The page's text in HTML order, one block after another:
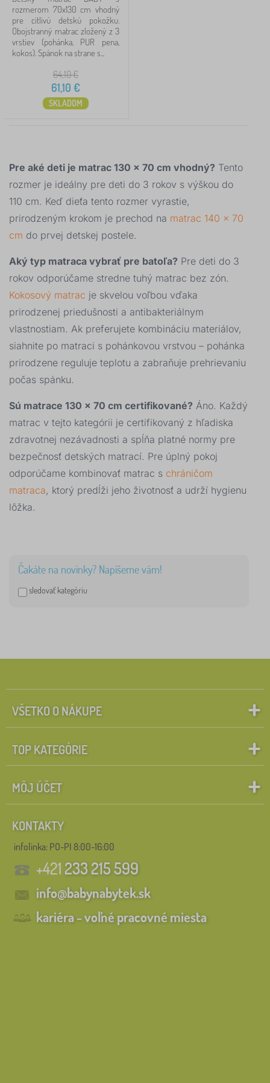
160x80 cm
10
200x90 cm
10
160x70 cm
120x60 cm
7
Nosnosť
40 kg
25 kg
0
50 kg
60 kg
0
70 kg
0
zobraziť
viac >
10 cm
1
12 cm
0
Tvrdosť matraca
Cena
61 €62 €
Vyhľadať v rámci filtra
Dostupnosť
Podkategórie
Typ ponuky
Štítky
rozmerom 70x130 cm vhodný
pre citlivú detskú pokožku.
Obojstranný matrac zložený z 3
vrstiev (pohánka, PUR pena,
kokos). Spánok na strane s...
64,10€
61,10 €
SKLADOM
Pre aké deti je matrac 130 × 70 cm vhodný? Tento
rozmer je ideálny pre deti do 3 rokov s výškou do
110 cm. Keď dieťa tento rozmer vyrastie,
prirodzeným krokom je prechod na matrac 140 × 70
cm do prvej detskej postele.
Aký typ matraca vybrať pre batoľa? Pre deti do 3
rokov odporúčame stredne tuhý matrac bez zón.
Kokosový matrac je skvelou voľbou vďaka
prirodzenej priedušnosti a antibakteriálnym
vlastnostiam. Ak preferujete kombináciu materiálov,
siahnite po matraci s pohánkovou vrstvou – pohánka
prirodzene reguluje teplotu a zabraňuje prehrievaniu
počas spánku.
Sú matrace 130 × 70 cm certifikované? Áno. Každý
matrac v tejto kategórii je certifikovaný z hľadiska
zdravotnej nezávadnosti a spĺňa platné normy pre
bezpečnosť detských matrací. Pre úplný pokoj
odporúčame kombinovať matrac s chráničom
matraca, ktorý predĺži jeho životnosť a udrží hygienu
lôžka.
Čakáte na novinky? Napíšeme vám!
sledovať kategóriu
VŠETKO O NÁKUPE
TOP KATEGÓRIE
MÔJ ÚČET
KONTAKTY
infolinka: PO-PI 8:00-16:00
+421233 215 599
info@babynabytek.sk
kariéra - voľné pracovné miesta